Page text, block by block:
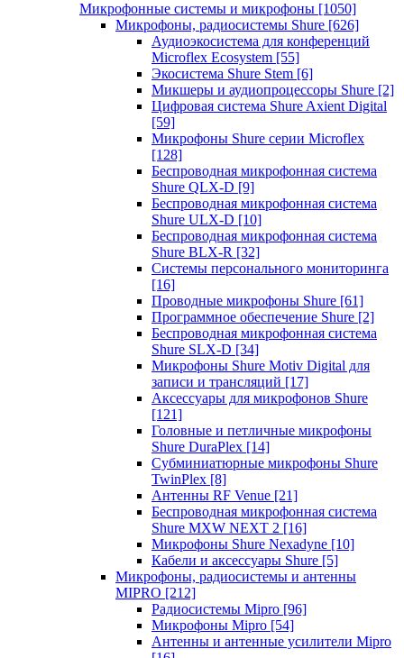
Микрофонные системы и микрофоны [1050]
Микрофоны, радиосистемы Shure [626]
Аудиоэкосистема для конференций
Microflex Ecosystem [55]
Экосистема Shure Stem [6]
Микшеры и аудиопроцессоры Shure [2]
Цифровая система Shure Axient Digital
[59]
Микрофоны Shure серии Microflex
[128]
Беспроводная микрофонная система
Shure QLX-D [9]
Беспроводная микрофонная система
Shure ULX-D [10]
Беспроводная микрофонная система
Shure BLX-R [32]
Системы персонального мониторинга
[16]
Проводные микрофоны Shure [61]
Программное обеспечение Shure [2]
Беспроводная микрофонная система
Shure SLX-D [34]
Микрофоны Shure Motiv Digital для
записи и трансляций [17]
Аксессуары для микрофонов Shure
[121]
Головные и петличные микрофоны
Shure DuraPlex [14]
Субминиатюрные микрофоны Shure
TwinPlex [8]
Антенны RF Venue [21]
Беспроводная микрофонная система
Shure MXW NEXT 2 [16]
Микрофоны Shure Nexadyne [10]
Кабели и аксессуары Shure [5]
Микрофоны, радиосистемы и антенны
MIPRO [212]
Радиосистемы Mipro [96]
Микрофоны Mipro [54]
Антенны и антенные усилители Mipro